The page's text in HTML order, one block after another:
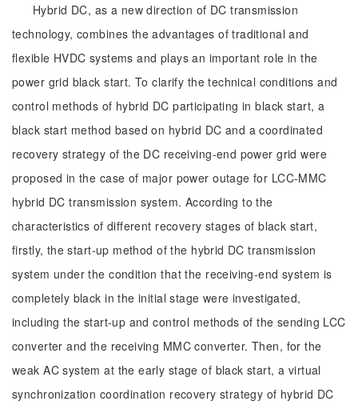
Hybrid DC, as a new direction of DC transmission
technology, combines the advantages of traditional and
flexible HVDC systems and plays an important role in the
power grid black start. To clarify the technical conditions and
control methods of hybrid DC participating in black start, a
black start method based on hybrid DC and a coordinated
recovery strategy of the DC receiving-end power grid were
proposed in the case of major power outage for LCC-MMC
hybrid DC transmission system. According to the
characteristics of different recovery stages of black start,
firstly, the start-up method of the hybrid DC transmission
system under the condition that the receiving-end system is
completely black in the initial stage were investigated,
including the start-up and control methods of the sending LCC
converter and the receiving MMC converter. Then, for the
weak AC system at the early stage of black start, a virtual
synchronization coordination recovery strategy of hybrid DC